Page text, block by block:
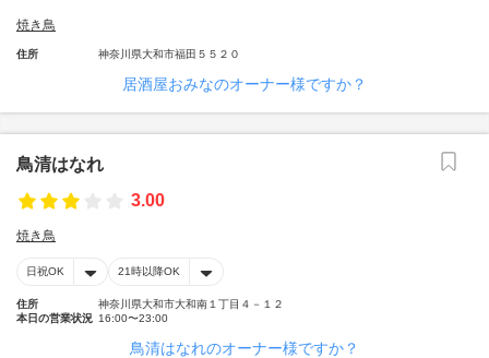
焼き鳥
住所 神奈川県大和市福田５５２０
居酒屋おみなのオーナー様ですか？
鳥清はなれ
3.00
焼き鳥
日祝OK 21時以降OK
住所
神奈川県大和市大和南１丁目４－１２
本日の営業状況 16:00〜23:00
鳥清はなれのオーナー様ですか？